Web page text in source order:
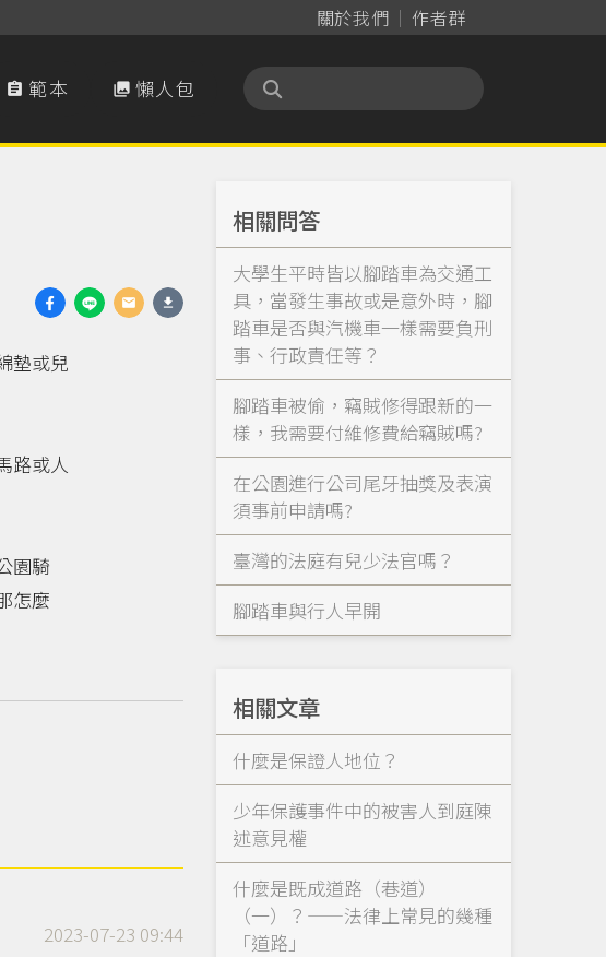
關於我們 作者群
 範本  懶人包
墊或兒
路或人
園騎
怎麼
2023-07-23 09:44
相關問答
大學生平時皆以腳踏車為交通工
具，當發生事故或是意外時，腳
踏車是否與汽機車一樣需要負刑
事、行政責任等？
腳踏車被偷，竊賊修得跟新的一
樣，我需要付維修費給竊賊嗎?
在公園進行公司尾牙抽獎及表演
須事前申請嗎?
臺灣的法庭有兒少法官嗎？
腳踏車與行人早開
相關文章
什麼是保證人地位？
少年保護事件中的被害人到庭陳
述意見權
什麼是既成道路（巷道）
（一）？——法律上常見的幾種
「道路」